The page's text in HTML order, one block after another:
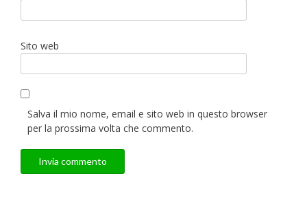
Sito web
Salva il mio nome, email e sito web in questo browser
per la prossima volta che commento.